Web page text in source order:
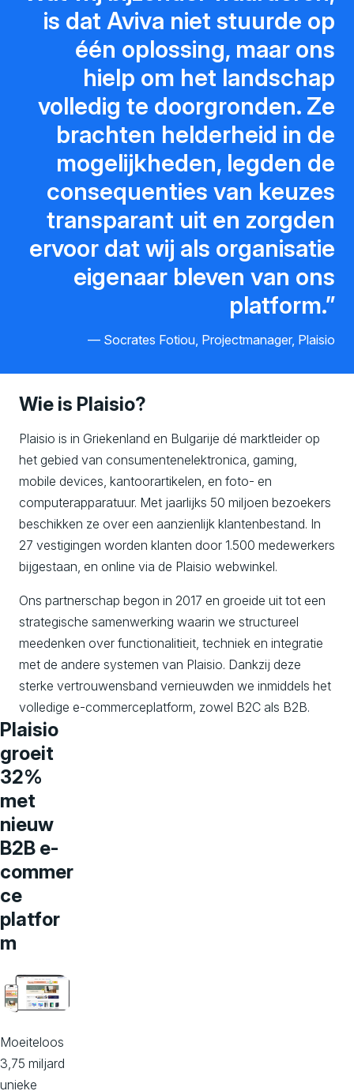
is dat Aviva niet stuurde op
één oplossing, maar ons
hielp om het landschap
volledig te doorgronden. Ze
brachten helderheid in de
mogelijkheden, legden de
consequenties van keuzes
transparant uit en zorgden
ervoor dat wij als organisatie
eigenaar bleven van ons
platform.
Socrates Fotiou, Projectmanager, Plaisio
Wie is Plaisio?
Plaisio is in Griekenland en Bulgarije dé marktleider op
het gebied van consumentenelektronica, gaming,
mobile devices, kantoorartikelen, en foto- en
computerapparatuur. Met jaarlijks 50 miljoen bezoekers
beschikken ze over een aanzienlijk klantenbestand. In
27 vestigingen worden klanten door 1.500 medewerkers
bijgestaan, en online via de Plaisio webwinkel.
Ons partnerschap begon in 2017 en groeide uit tot een
strategische samenwerking waarin we structureel
meedenken over functionalitieit, techniek en integratie
met de andere systemen van Plaisio. Dankzij deze
sterke vertrouwensband vernieuwden we inmiddels het
volledige e-commerceplatform, zowel B2C als B2B.
Plaisio
groeit
32%
met
nieuw
B2B e-
commer
ce
platfor
m
Moeiteloos
3,75 miljard
unieke